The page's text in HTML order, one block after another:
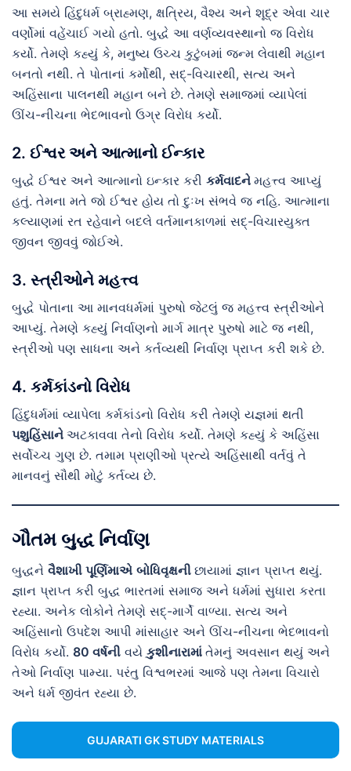
આ સમયે હિંદુધર્મ બ્રાહ્મણ, ક્ષત્રિય, વૈશ્ય અને શૂદ્ર એવા ચાર
વર્ણોમાં વહેંચાઈ ગયો હતો. બુદ્ધે આ વર્ણવ્યવસ્થાનો જ વિરોધ
કર્યો. તેમણે કહ્યું કે, મનુષ્ય ઉચ્ચ કુટુંબમાં જન્મ લેવાથી મહાન
બનતો નથી. તે પોતાનાં કર્મોથી, સદ્-વિચારથી, સત્ય અને
અહિંસાના પાલનથી મહાન બને છે. તેમણે સમાજમાં વ્યાપેલાં
ઊંચ-નીચના ભેદભાવનો ઉગ્ર વિરોધ કર્યો.
2. ઈશ્વર અને આત્માનો ઈન્કાર
બુદ્ધે ઈશ્વર અને આત્માનો ઇન્કાર કરી કર્મવાદને મહત્ત્વ આપ્યું
હતું. તેમના મતે જો ઈશ્વર હોય તો દુઃખ સંભવે જ નહિ. આત્માના
કલ્યાણમાં રત રહેવાને બદલે વર્તમાનકાળમાં સદ્-વિચારયુક્ત
જીવન જીવવું જોઈએ.
3. સ્ત્રીઓને મહત્ત્વ
બુદ્ધે પોતાના આ માનવધર્મમાં પુરુષો જેટલું જ મહત્ત્વ સ્ત્રીઓને
આપ્યું. તેમણે કહ્યું નિર્વાણનો માર્ગ માત્ર પુરુષો માટે જ નથી,
સ્ત્રીઓ પણ સાધના અને કર્તવ્યથી નિર્વાણ પ્રાપ્ત કરી શકે છે.
4. કર્મકાંડનો વિરોધ
હિંદુધર્મમાં વ્યાપેલા કર્મકાંડનો વિરોધ કરી તેમણે યજ્ઞમાં થતી
પશુહિંસાને અટકાવવા તેનો વિરોધ કર્યો. તેમણે કહ્યું કે અહિંસા
સર્વોચ્ચ ગુણ છે. તમામ પ્રાણીઓ પ્રત્યે અહિંસાથી વર્તવું તે
માનવનું સૌથી મોટું કર્તવ્ય છે.
ગૌતમ બુદ્ધ નિર્વાણ
બુદ્ધને વૈશાખી પૂર્ણિમાએ બોધિવૃક્ષની છાયામાં જ્ઞાન પ્રાપ્ત થયું.
જ્ઞાન પ્રાપ્ત કરી બુદ્ધ ભારતમાં સમાજ અને ધર્મમાં સુધારા કરતા
રહ્યા. અનેક લોકોને તેમણે સદ્-માર્ગે વાળ્યા. સત્ય અને
અહિંસાનો ઉપદેશ આપી માંસાહાર અને ઊંચ-નીચના ભેદભાવનો
વિરોધ કર્યો. 80 વર્ષની વયે કુશીનારામાં તેમનું અવસાન થયું અને
તેઓ નિર્વાણ પામ્યા. પરંતુ વિશ્વભરમાં આજે પણ તેમના વિચારો
અને ધર્મ જીવંત રહ્યા છે.
GUJARATI GK STUDY MATERIALS